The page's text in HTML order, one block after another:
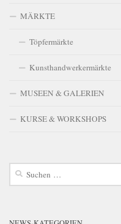
MÄRKTE
Töpfermärkte
Kunsthandwerkermärkte
MUSEEN & GALERIEN
KURSE & WORKSHOPS
Suchen